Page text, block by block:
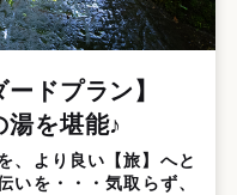
ードプラン】
を堪能♪
、より良い【旅】へと
いを・・・気取らず、